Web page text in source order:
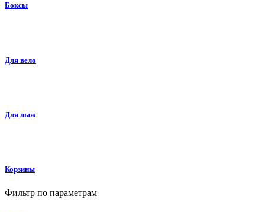
Боксы
Для вело
Для лыж
Корзины
Фильтр по параметрам